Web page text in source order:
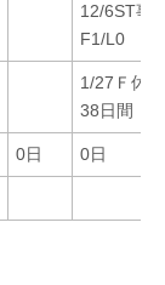
12/6ST事
F1/L0
1/27Ｆ休
38日間
0日 0日